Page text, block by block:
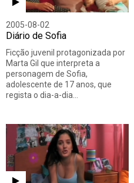
2005-08-02
Diário de Sofia
Ficção juvenil protagonizada por
Marta Gil que interpreta a
personagem de Sofia,
adolescente de 17 anos, que
regista o dia-a-dia…